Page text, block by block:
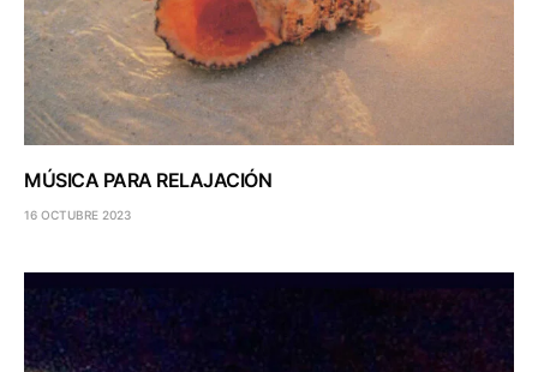
MÚSICA PARA RELAJACIÓN
16 OCTUBRE 2023